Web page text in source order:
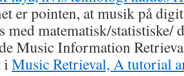
er pointen, at musik på
med matematisk/
Music Information
iMusic Retrieval, A tutorial